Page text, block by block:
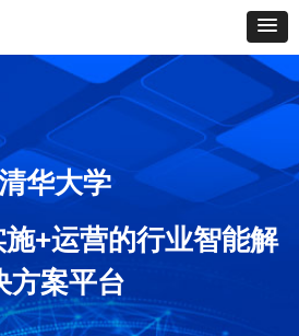
华大学
+运营的行业智能解
方案平台